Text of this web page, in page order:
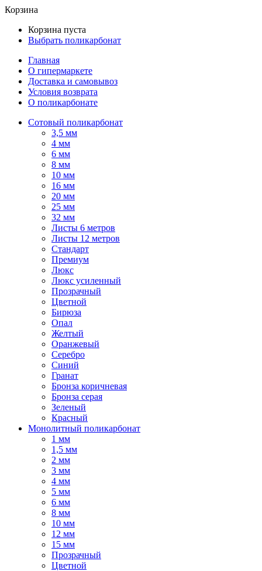
Корзина
Корзина пуста
Выбрать поликарбонат
Главная
О гипермаркете
Доставка и самовывоз
Условия возврата
О поликарбонате
Сотовый поликарбонат
3,5 мм
4 мм
6 мм
8 мм
10 мм
16 мм
20 мм
25 мм
32 мм
Листы 6 метров
Листы 12 метров
Стандарт
Премиум
Люкс
Люкс усиленный
Прозрачный
Цветной
Бирюза
Опал
Желтый
Оранжевый
Серебро
Синий
Гранат
Бронза коричневая
Бронза серая
Зеленый
Красный
Монолитный поликарбонат
1 мм
1,5 мм
2 мм
3 мм
4 мм
5 мм
6 мм
8 мм
10 мм
12 мм
15 мм
Прозрачный
Цветной